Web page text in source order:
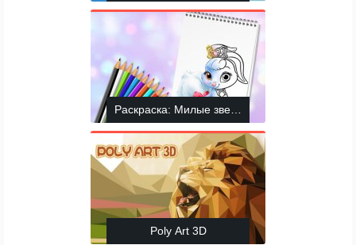
Раскраска: Милые зверята
Poly Art 3D